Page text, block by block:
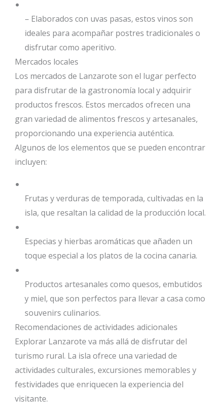
– Elaborados con uvas pasas, estos vinos son
ideales para acompañar postres tradicionales o
disfrutar como aperitivo.
Mercados locales
Los mercados de Lanzarote son el lugar perfecto
para disfrutar de la gastronomía local y adquirir
productos frescos. Estos mercados ofrecen una
gran variedad de alimentos frescos y artesanales,
proporcionando una experiencia auténtica.
Algunos de los elementos que se pueden encontrar
incluyen:
Frutas y verduras de temporada, cultivadas en la
isla, que resaltan la calidad de la producción local.
Especias y hierbas aromáticas que añaden un
toque especial a los platos de la cocina canaria.
Productos artesanales como quesos, embutidos
y miel, que son perfectos para llevar a casa como
souvenirs culinarios.
Recomendaciones de actividades adicionales
Explorar Lanzarote va más allá de disfrutar del
turismo rural. La isla ofrece una variedad de
actividades culturales, excursiones memorables y
festividades que enriquecen la experiencia del
visitante.